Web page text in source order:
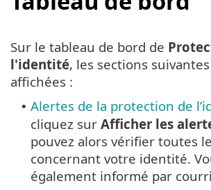
Sur le tableau de bord de
l'identité, les sections
affichées :
• Alertes de la protection de
cliquez sur Afficher les
pouvez alors vérifier toutes
concernant votre identité.
également informé par